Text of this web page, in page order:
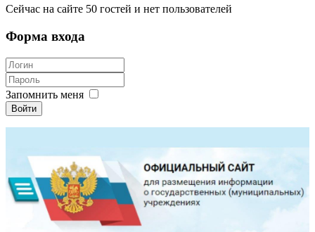
Сейчас на сайте 50 гостей и нет пользователей
Форма входа
Запомнить меня
Войти